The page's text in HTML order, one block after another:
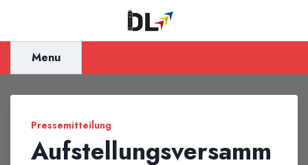
Menu
Pressemitteilung
Aufstellungsversamm